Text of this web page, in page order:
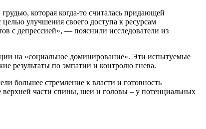
которая когда-то считалась придающей
улучшения своего доступа к ресурсам
с депрессией», — пояснили исследователи из
на «социальное доминирование». Эти испытуемые
результаты по эмпатии и контролю гнева.
большее стремление к власти и готовность
части спины, шеи и головы – у потенциальных